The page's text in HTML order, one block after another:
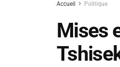
Accueil Politique
Mises